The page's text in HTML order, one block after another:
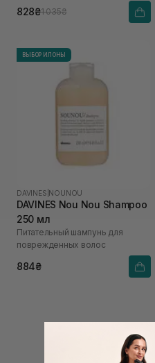
828₴1 035₴
ВЫБОР ИЛОНЫ
DAVINES NOUNOU
DAVINES Nou Nou Shampoo
250 мл
Питательный шампунь для
поврежденных волос
884₴